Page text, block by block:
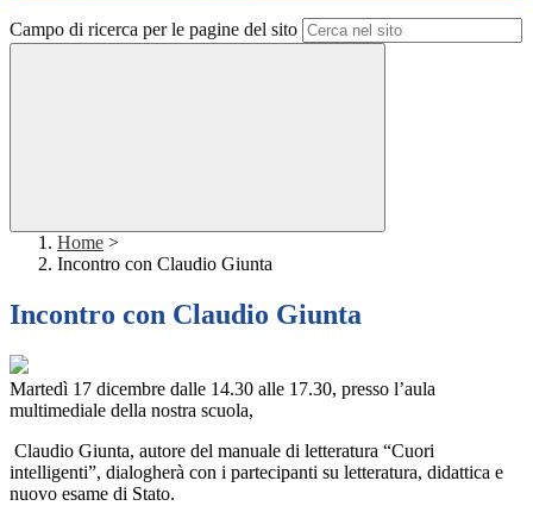
Campo di ricerca per le pagine del sito
Home >
Incontro con Claudio Giunta
Incontro con Claudio Giunta
Martedì 17 dicembre dalle 14.30 alle 17.30, presso l’aula
multimediale della nostra scuola,
Claudio Giunta, autore del manuale di letteratura “Cuori
intelligenti”, dialogherà con i partecipanti su letteratura, didattica e
nuovo esame di Stato.